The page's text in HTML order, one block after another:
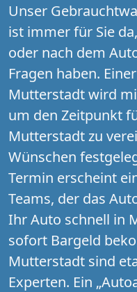
Unser
ist immer für Sie
oder nach dem
Fragen haben.
Mutterstadt wird
um den Zeitpunkt
Mutterstadt zu
Wünschen
Termin erscheint
Teams, der das
Ihr Auto schnell in
sofort Bargeld
Mutterstadt sind
Experten. Ein